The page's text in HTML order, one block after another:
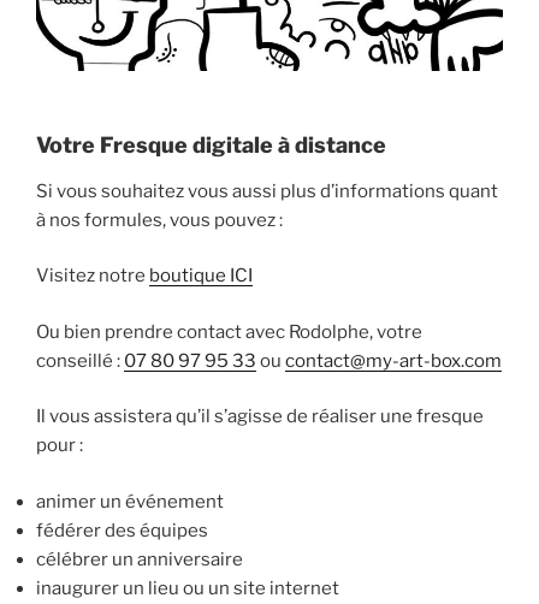
Votre Fresque digitale à distance
Si vous souhaitez vous aussi plus d’informations quant
à nos formules, vous pouvez :
Visitez notre boutique ICI
Ou bien prendre contact avec Rodolphe, votre
conseillé : 07 80 97 95 33 ou contact@my-art-box.com
Il vous assistera qu’il s’agisse de réaliser une fresque
pour :
animer un événement
fédérer des équipes
célébrer un anniversaire
inaugurer un lieu ou un site internet